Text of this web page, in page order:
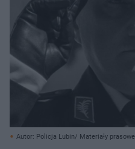
Autor: Policja Lubin/ Materiały prasowe